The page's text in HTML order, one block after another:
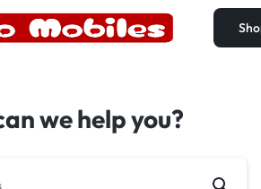
we help you?